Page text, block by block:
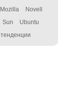
Mozilla Novell
Sun Ubuntu
тенденции